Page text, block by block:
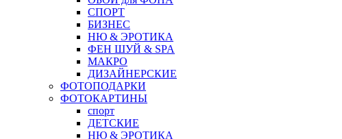
СПОРТ
БИЗНЕС
НЮ & ЭРОТИКА
ФЕН ШУЙ & SPA
МАКРО
ДИЗАЙНЕРСКИЕ
ФОТОПОДАРКИ
ФОТОКАРТИНЫ
спорт
ДЕТСКИЕ
НЮ & ЭРОТИКА